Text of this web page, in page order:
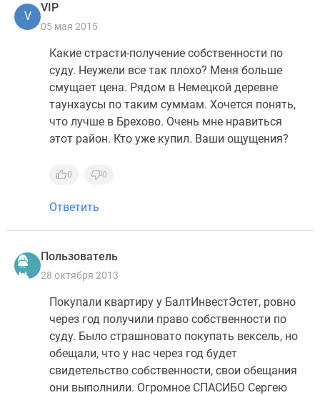
V
VIP
05 мая 2015
Какие страсти-получение собственности по
суду. Неужели все так плохо? Меня больше
смущает цена. Рядом в Немецкой деревне
таунхаусы по таким суммам. Хочется понять,
что лучше в Брехово. Очень мне нравиться
этот район. Кто уже купил. Ваши ощущения?
0 0
Ответить
Пользователь
28 октября 2013
Покупали квартиру у БалтИнвестЭстет, ровно
через год получили право собственности по
суду. Было страшновато покупать вексель, но
обещали, что у нас через год будет
свидетельство собственности, свои обещания
они выполнили. Огромное СПАСИБО Сергею